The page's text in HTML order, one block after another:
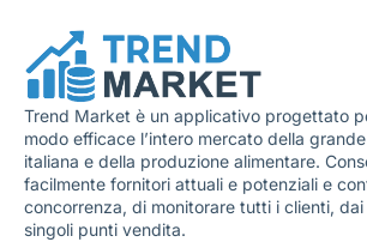
Trend Market è un applicativo progettato
modo efficace l’intero mercato della
italiana e della produzione alimentare.
facilmente fornitori attuali e potenziali e
concorrenza, di monitorare tutti i clienti,
singoli punti vendita.